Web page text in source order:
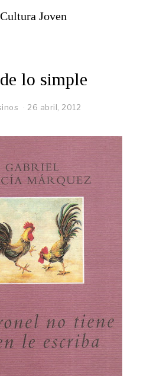
Cultura Joven
lo simple
26 abril, 2012